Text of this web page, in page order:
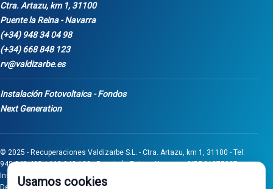
Ctra. Artazu, km 1, 31100
Puente la Reina - Navarra
(+34) 948 34 04 98
(+34) 668 848 123
rv@valdizarbe.es
Instalación Fotovoltaica - Fondos
Next Generation
© 2025 - Recuperaciones Valdizarbe S.L. - Ctra. Artazu, km 1, 31100 - Tel:
948 340 498 / 668 848 123 - Puente la Reina - Navarra - CIF B31275837.
Inscrita en el Registro Mercantil de Navarra, Tomo 32, Folio 75, Hoja 525.
Desarrollado porSeintosoft
Usamos cookies